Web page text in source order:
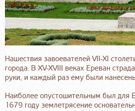
Нашествия завоевателей VII-XI
города. В XV-XVIII веках Ереван
руки, и каждый раз ему были
Наиболее опустошительным был для
1679 году землетрясение